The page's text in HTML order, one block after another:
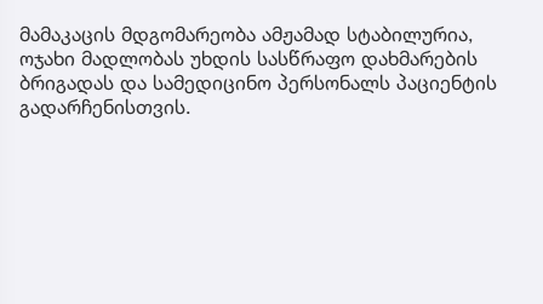
მამაკაცის მდგომარეობა ამჟამად სტაბილურია,
ოჯახი მადლობას უხდის სასწრაფო დახმარების
ბრიგადას და სამედიცინო პერსონალს პაციენტის
გადარჩენისთვის.